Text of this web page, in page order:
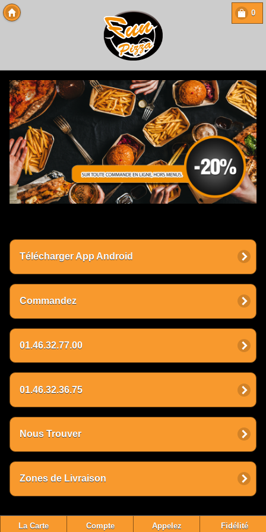
0
Télécharger App Android
Commandez
01.46.32.77.00
01.46.32.36.75
Nous Trouver
Zones de Livraison
La Carte Compte Appelez Fidélité
Copyright 2013 Des-Click Com